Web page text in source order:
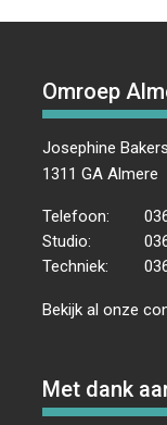
Omroep
Josephine
1311 GA Almere
Telefoon:
Studio:
Techniek:
Bekijk al onze
Met dank